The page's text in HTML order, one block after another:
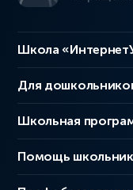
Школа
Для
Школьная
Помощь